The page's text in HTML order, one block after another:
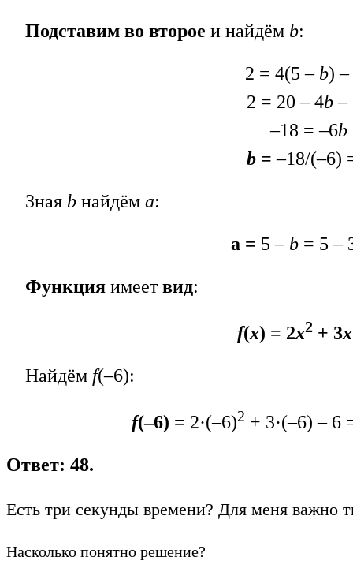
Подставим во второе и найдём b:
2 = 4(5 – b) –
2 = 20 – 4b–
–18 = –6b
b= –18/(–6)
Зная b найдём а:
а = 5 – b = 5 –
Функция имеетвид:
f(x) = 2x2 + 3x
Найдём f(–6):
f(–6) = 2·(–6)2 + 3·(–6) – 6
Ответ: 48.
Есть три секунды времени? Для меня важно
Насколько понятно решение?